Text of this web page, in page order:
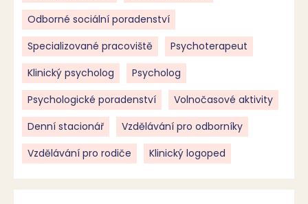
Odborné sociální poradenství
Specializované pracoviště
Psychoterapeut
Klinický psycholog
Psycholog
Psychologické poradenství
Volnočasové aktivity
Denní stacionář
Vzdělávání pro odborníky
Vzdělávání pro rodiče
Klinický logoped